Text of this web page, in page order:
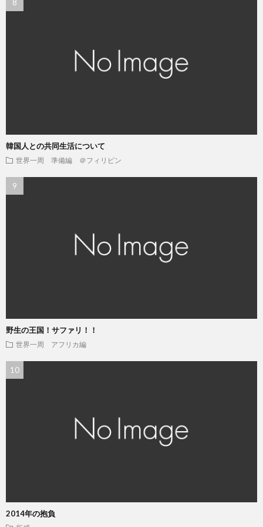
韓国人との共同生活について
世界一周 準備編 ＠フィリピン
野生の王国！サファリ！！
世界一周 アフリカ編
2014年の抱負